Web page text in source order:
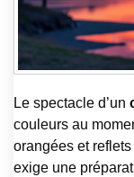
Le spectacle d’un
couleurs au
orangées et
exige une